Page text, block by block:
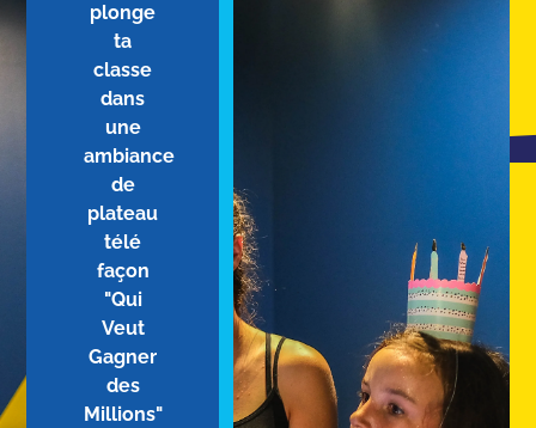
plonge
ta
classe
dans
une
ambiance
de
plateau
télé
façon
"Qui
Veut
Gagner
des
Millions"